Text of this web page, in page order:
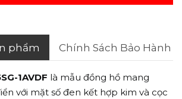
phẩm Chính Sách Bảo Hành
1AVDF là mẫu đồng hồ mang
với mặt số đen kết hợp kim và cọc